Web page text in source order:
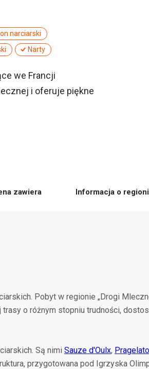
narciarski
Narty
we Francji
i oferuje piękne
zawiera Informacja o
Pobyt w regionie „Drogi
o różnym stopniu trudności,
Są nimi Sauze d'Oulx, Pragelato
przygotowana pod Igrzyska